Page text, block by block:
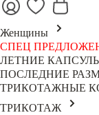
Женщины
СПЕЦ
ЛЕТНИЕ
ПОСЛЕДНИЕ
ТРИКОТАЖНЫЕ
ТРИКОТАЖ